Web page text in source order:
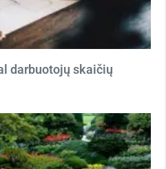
darbuotojų skaičių